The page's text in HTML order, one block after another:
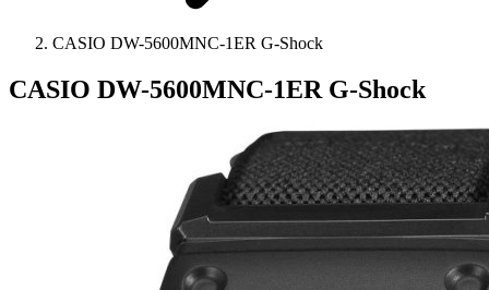
CASIO DW-5600MNC-1ER G-Shock
CASIO DW-5600MNC-1ER G-Shock